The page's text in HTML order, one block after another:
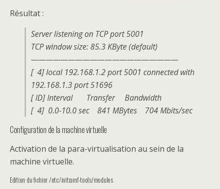
Résultat :
Server listening on TCP port 5001
TCP window size: 85.3 KByte (default)
————————————————————
[ 4] local 192.168.1.2 port 5001 connected with
192.168.1.3 port 51696
[ ID] Interval Transfer Bandwidth
[ 4] 0.0-10.0 sec 841 MBytes 704 Mbits/sec
Configuration de la machine virtuelle
Activation de la para-virtualisation au sein de la
machine virtuelle.
Edition du fichier /etc/initramf-tools/modules